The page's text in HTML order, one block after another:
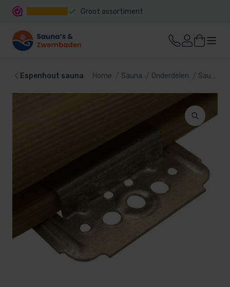
Groot assortiment
Espenhout sauna Home Sauna Onderdelen Sauna hout